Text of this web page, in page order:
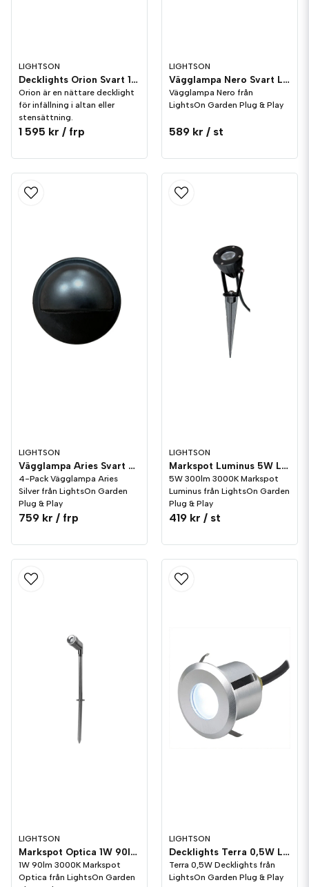
LIGHTSON
Decklights Orion Svart 10-pack IP65 LightsOn Garden Plug & Play
Orion är en nättare decklight
för infällning i altan eller
stensättning.
1 595 kr / frp
LIGHTSON
Vägglampa Nero Svart LightsOn Garden Plug & Play
Vägglampa Nero från
LightsOn Garden Plug & Play
589 kr / st
LIGHTSON
Vägglampa Aries Svart 4-pack LightsOn Garden Plug & Play
4-Pack Vägglampa Aries
Silver från LightsOn Garden
Plug & Play
759 kr / frp
LIGHTSON
Markspot Luminus 5W LightsOn Garden Plug & Play
5W 300lm 3000K Markspot
Luminus från LightsOn Garden
Plug & Play
419 kr / st
LIGHTSON
Markspot Optica 1W 90lm LightsOn Garden Plug & Play
1W 90lm 3000K Markspot
Optica från LightsOn Garden
LIGHTSON
Decklights Terra 0,5W LightsOn Garden Plug & Play
Terra 0,5W Decklights från
LightsOn Garden Plug & Play